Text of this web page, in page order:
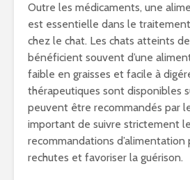
Outre les médicaments, une
est essentielle dans le
chez le chat. Les chats atteints
bénéficient souvent d’une
faible en graisses et facile à
thérapeutiques sont disponibles
peuvent être recommandés par
important de suivre strictement
recommandations d’alimentation
rechutes et favoriser la guérison.